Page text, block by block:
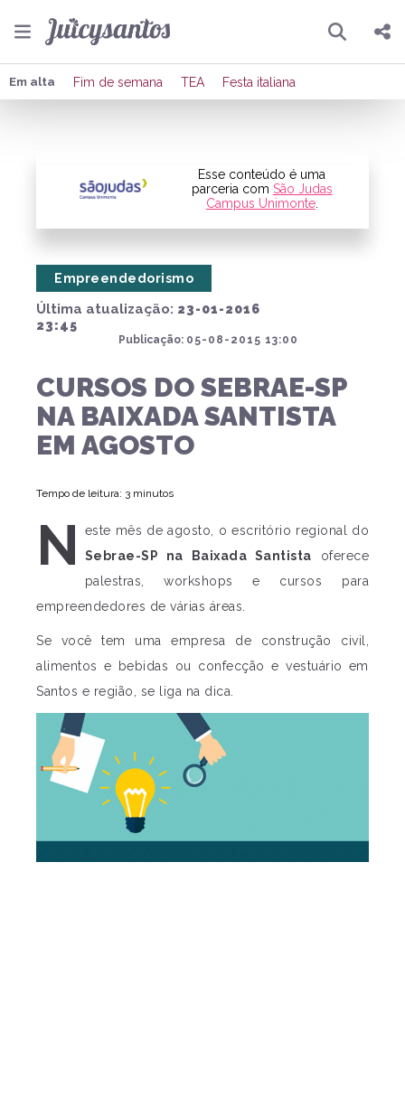
Pesquisar
Compartilhar
Publicar no Facebook
Em alta Fim de semana TEA Festa italiana
Esse conteúdo é uma
parceria com São Judas
Campus Unimonte.
Última atualização: 23-01-2016
23:45
Publicação: 05-08-2015 13:00
Empreendedorismo
CURSOS DO SEBRAE-SP
NA BAIXADA SANTISTA
EM AGOSTO
Tempo de leitura: 3 minutos
N
este mês de agosto, o escritório regional do
Sebrae-SP na Baixada Santista oferece
palestras, workshops e cursos para
empreendedores de várias áreas.
Se você tem uma empresa de construção civil,
alimentos e bebidas ou confecção e vestuário em
Santos e região, se liga na dica.